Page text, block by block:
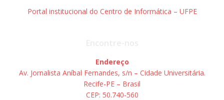
Portal institucional do Centro de Informática – UFPE
Endereço
Av. Jornalista Aníbal Fernandes, s/n – Cidade Universitária.
Recife-PE – Brasil
CEP: 50.740-560